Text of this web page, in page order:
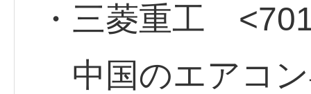
・三菱重工
中国のエアコ